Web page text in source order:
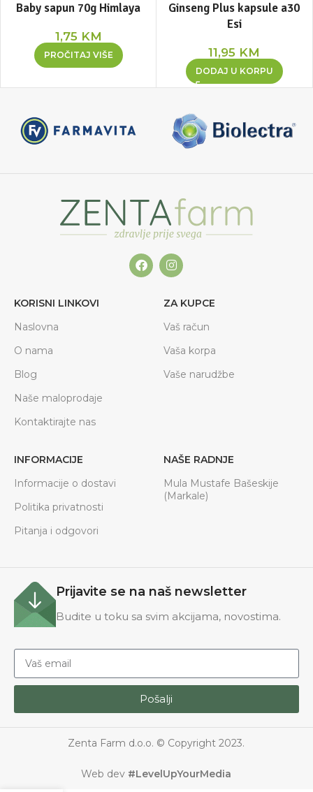
Baby sapun 70g Himlaya
1,75 KM
PROČITAJ VIŠE
Ginseng Plus kapsule a30
Esi
11,95 KM
DODAJ U KORPU
KORISNI LINKOVI
Naslovna
O nama
Blog
Naše maloprodaje
Kontaktirajte nas
ZA KUPCE
Vaš račun
Vaša korpa
Vaše narudžbe
INFORMACIJE
Informacije o dostavi
Politika privatnosti
Pitanja i odgovori
NAŠE RADNJE
Mula Mustafe Bašeskije
(Markale)
Prijavite se na naš newsletter
Budite u toku sa svim akcijama, novostima.
Pošalji
Zenta Farm d.o.o. © Copyright 2023.
Web dev #LevelUpYourMedia